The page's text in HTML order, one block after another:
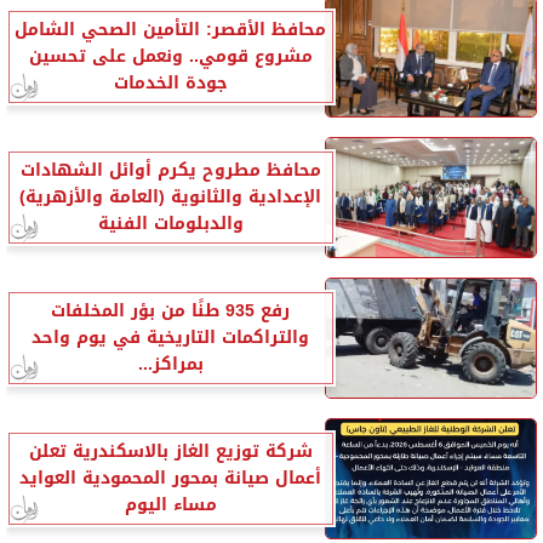
محافظ الأقصر: التأمين الصحي الشامل
مشروع قومي.. ونعمل على تحسين
جودة الخدمات
محافظ مطروح يكرم أوائل الشهادات
الإعدادية والثانوية (العامة والأزهرية)
والدبلومات الفنية
رفع 935 طنًا من بؤر المخلفات
والتراكمات التاريخية في يوم واحد
بمراكز...
شركة توزيع الغاز بالاسكندرية تعلن
أعمال صيانة بمحور المحمودية العوايد
مساء اليوم